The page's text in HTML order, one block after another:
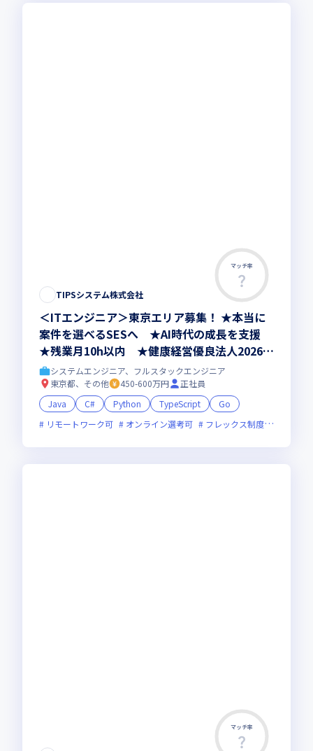
マッチ率
TIPSシステム株式会社
＜ITエンジニア＞東京エリア募集！ ★本当に
案件を選べるSESへ ★AI時代の成長を支援
★残業月10h以内 ★健康経営優良法人2026認
定システムエンジニア、フルスタックエンジニア
東京都、その他
450-600万円
正社員
Java
C# Python TypeScript
Go
リモートワーク可
オンライン選考可 フレックス制度あり
マッチ率